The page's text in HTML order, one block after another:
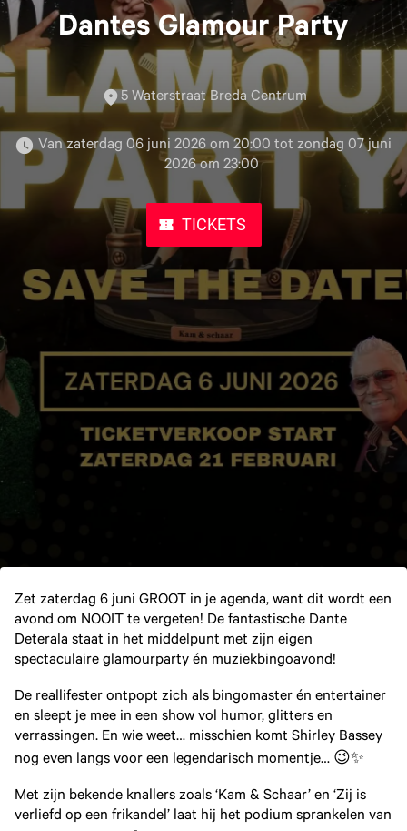
Dantes Glamour Party
5 Waterstraat Breda Centrum
2026 om 23:00
TICKETS
Zet zaterdag 6 juni GROOT in je agenda, want dit wordt een
avond om NOOIT te vergeten! De fantastische Dante
Deterala staat in het middelpunt met zijn eigen
spectaculaire glamourparty én muziekbingoavond!
De reallifester ontpopt zich als bingomaster én entertainer
en sleept je mee in een show vol humor, glitters en
verrassingen. En wie weet… misschien komt Shirley Bassey
nog even langs voor een legendarisch momentje… 😉✨
Met zijn bekende knallers zoals ‘Kam & Schaar’ en ‘Zij is
verliefd op een frikandel’ laat hij het podium sprankelen van